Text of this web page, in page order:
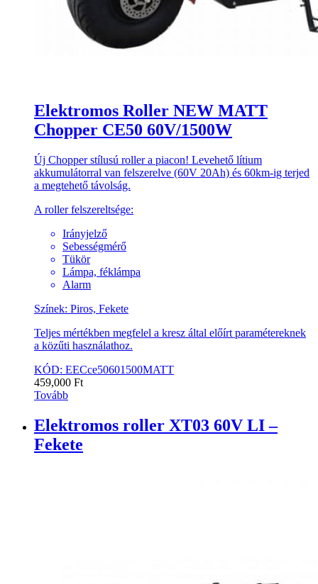
Elektromos Roller NEW MATT
Chopper CE50 60V/1500W
Új Chopper stílusú roller a piacon! Levehető lítium
akkumulátorral van felszerelve (60V 20Ah) és 60km-ig terjed
a megtehető távolság.
A roller felszereltsége:
Irányjelző
Sebességmérő
Tükör
Lámpa, féklámpa
Alarm
Színek: Piros, Fekete
Teljes mértékben megfelel a kresz által előírt paramétereknek
a közűti használathoz.
KÓD: EECce50601500MATT
459,000 Ft
Tovább
Elektromos roller XT03 60V LI –
Fekete